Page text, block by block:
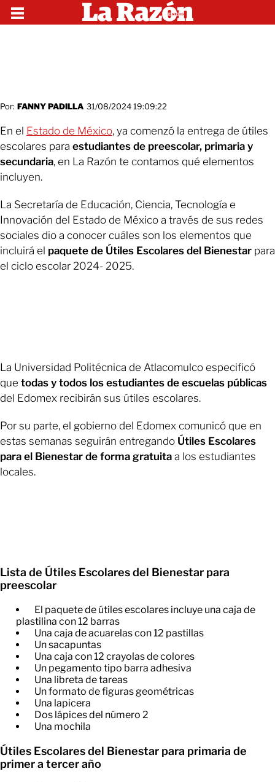
Por: FANNY PADILLA 31/08/2024 19:09:22
En el Estado de México, ya comenzó la entrega de útiles
escolares para estudiantes de preescolar, primaria y
secundaria, en La Razón te contamos qué elementos
incluyen.
La Secretaría de Educación, Ciencia, Tecnología e
Innovación del Estado de México a través de sus redes
sociales dio a conocer cuáles son los elementos que
incluirá el paquete de Útiles Escolares del Bienestar para
el ciclo escolar 2024- 2025.
La Universidad Politécnica de Atlacomulco especificó
que todas y todos los estudiantes de escuelas públicas
del Edomex recibirán sus útiles escolares.
Por su parte, el gobierno del Edomex comunicó que en
estas semanas seguirán entregando Útiles Escolares
para el Bienestar de forma gratuita a los estudiantes
locales.
Lista de Útiles Escolares del Bienestar para
preescolar
El paquete de útiles escolares incluye una caja de
plastilina con 12 barras
Una caja de acuarelas con 12 pastillas
Un sacapuntas
Una caja con 12 crayolas de colores
Un pegamento tipo barra adhesiva
Una libreta de tareas
Un formato de figuras geométricas
Una lapicera
Dos lápices del número 2
Una mochila
Útiles Escolares del Bienestar para primaria de
primer a tercer año